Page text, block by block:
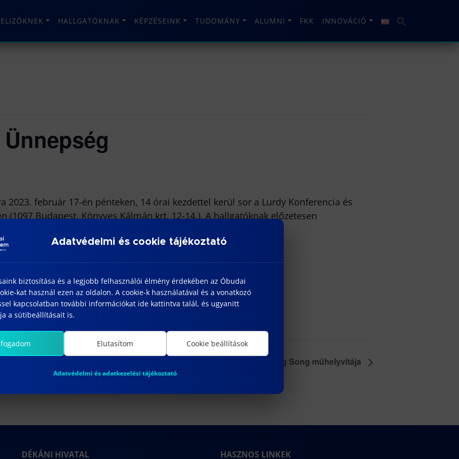
HALLGATÓKNAK KÉPZÉSEINK TUDOMÁNY ALUMNI FKK INNOVÁCIÓ
2023. február 17-én pénteken, 14 órai kezdettel kerül sor a Lurdy Konferencia és
(1097 Budapest, Könyves Kálmán krt. 12-14.). A hallgatóknak előzetesen
kapott regisztrációs űrlapon.
02/17
Lurdy Konferencia- és
Rendezvényközpont 1097
Budapest, Könyves
Yang Song műhelyvitája
DÉKÁNI HIVATAL HASZNOS LINKEK
Adatvédelmi és cookie tájékoztató
biztosítása és a legjobb felhasználói élmény érdekében az Óbudai
kat használ ezen az oldalon. A cookie-k használatával és a vonatkozó
kapcsolatban további információkat ide kattintva talál, és ugyanitt
a sütibeállításait is.
Elutasítom Cookie beállítások
Adatvédelmi és adatkezelési tájékoztató